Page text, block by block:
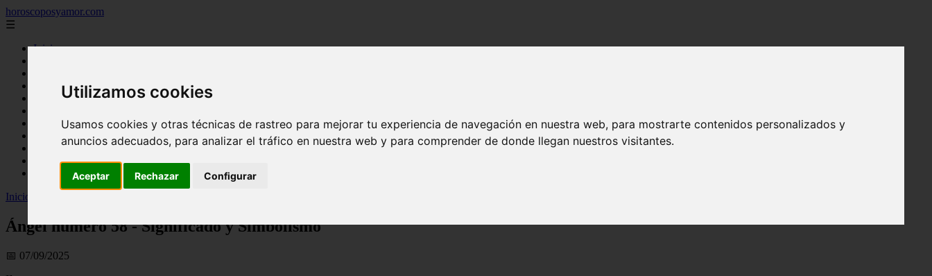
Utilizamos cookies
Usamos cookies y otras técnicas de rastreo para mejorar tu experiencia de navegación en nuestra web, para mostrarte contenidos personalizados y
anuncios adecuados, para analizar el tráfico en nuestra web y para comprender de donde llegan nuestros visitantes.
Aceptar Rechazar Configurar
horoscoposyamor.com
☰
Inicio
dioses mitologicos
numerologia
personajes mitologicos
seres mitologicos
significado de los suenos
simbologia
Inicio
Ángel número 58 - Significado y Simbolismo
📅 07/09/2025